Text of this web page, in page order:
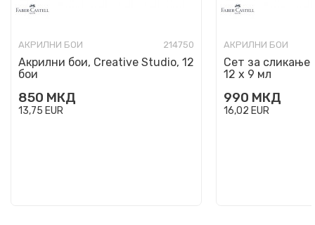
АКРИЛНИ БОИ 214750
Акрилни бои, Creative Studio, 12
бои
850 МКД
13,75 EUR
АКРИЛНИ БОИ
Сет за сликање
12 х 9 мл
990 МКД
16,02 EUR